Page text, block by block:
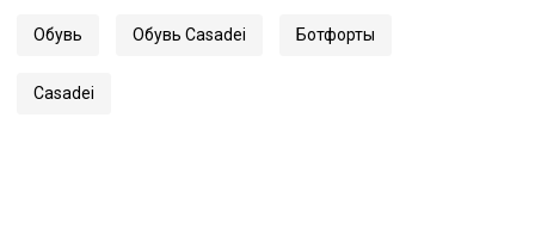
Обувь Обувь Casadei Ботфорты
Casadei